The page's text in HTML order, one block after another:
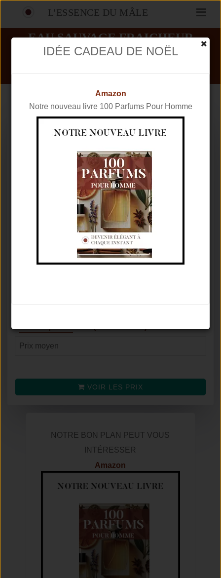
L'ESSENCE DU MÂLE
EAU SAUVAGE FRAICHEUR
CUIR AVIS
DIOR
Eau De Toilette♂
Famille olfactive Hespéridé Aromatique
Prix moyen
VOIR LES PRIX
NOTRE BON PLAN PEUT VOUS
INTÉRESSER
Amazon
IDÉE CADEAU DE NOËL
Amazon
Notre nouveau livre 100 Parfums Pour Homme